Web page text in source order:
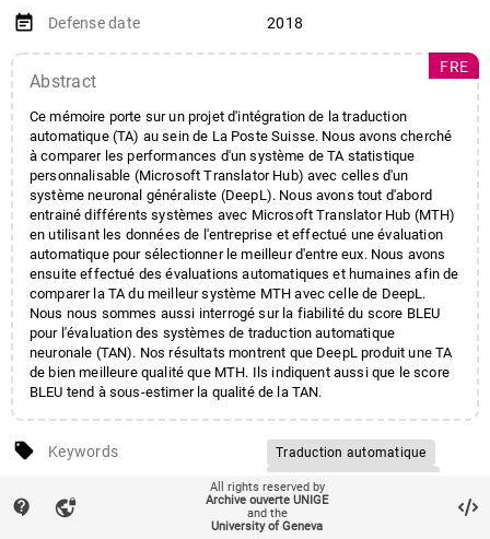
event_note Defense date 2018
Abstract
Ce mémoire porte sur un projet d'intégration de la traduction
automatique (TA) au sein de La Poste Suisse. Nous avons cherché
à comparer les performances d'un système de TA statistique
personnalisable (Microsoft Translator Hub) avec celles d'un
système neuronal généraliste (DeepL). Nous avons tout d'abord
entrainé différents systèmes avec Microsoft Translator Hub (MTH)
en utilisant les données de l'entreprise et effectué une évaluation
automatique pour sélectionner le meilleur d'entre eux. Nous avons
ensuite effectué des évaluations automatiques et humaines afin de
comparer la TA du meilleur système MTH avec celle de DeepL.
Nous nous sommes aussi interrogé sur la fiabilité du score BLEU
pour l'évaluation des systèmes de traduction automatique
neuronale (TAN). Nos résultats montrent que DeepL produit une TA
de bien meilleure qualité que MTH. Ils indiquent aussi que le score
BLEU tend à sous-estimer la qualité de la TAN.
FRE
local_offer Keywords
Traduction automatique
Microsoft Translator Hub
Traduction automatique
statistique
Faculté de traduction et
d'interprétation
Département de traitement
contact_support vpn_lock
All rights reserved by
Archive ouverte UNIGE
and the
University of Geneva